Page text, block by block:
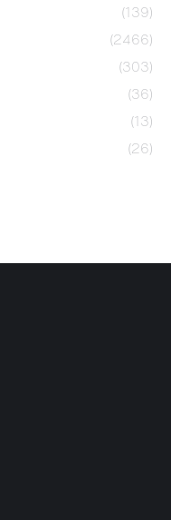
(139)
(2466)
(303)
(36)
(13)
(26)